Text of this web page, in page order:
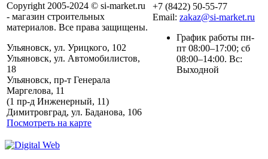
Copyright 2005-2024 © si-market.ru
- магазин строительных
материалов. Все права защищены.
Ульяновск, ул. Урицкого, 102
Ульяновск, ул. Автомобилистов,
18
Ульяновск, пр-т Генерала
Маргелова, 11
(1 пр-д Инженерный, 11)
Димитровград, ул. Баданова, 106
Посмотреть на карте
+7 (8422) 50-55-77
Email: zakaz@si-market.ru
График работы пн-
пт 08:00–17:00; сб
08:00–14:00. Вс:
Выходной